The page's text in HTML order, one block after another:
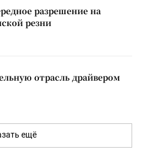
разрешение на
резни
отрасль драйвером
ещё